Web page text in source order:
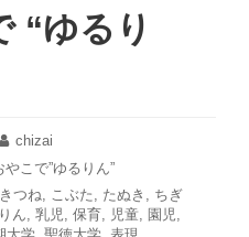
場
「お
り
ん”」
再
開
“ゆるり
投
稿
chizai
やこで”ゆるりん”
きつね, こぶた, たぬき , ちぎ
ん, 乳児, 保育, 児童, 園児,